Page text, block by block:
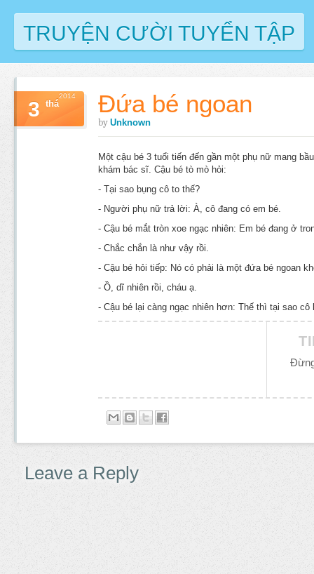
TRUYỆN CƯỜI TUYỂN TẬP
Đứa bé ngoan
by Unknown
3 thá
2014
Một cậu bé 3 tuổi tiến đến gần một phụ nữ mang
khám bác sĩ. Cậu bé tò mò hỏi:
- Tại sao bụng cô to thế?
- Người phụ nữ trả lời: À, cô đang có em bé.
- Cậu bé mắt tròn xoe ngạc nhiên: Em bé đang ở
- Chắc chắn là như vậy rồi.
- Cậu bé hỏi tiếp: Nó có phải là một đứa bé ngoan
- Ồ, dĩ nhiên rồi, cháu ạ.
- Cậu bé lại càng ngạc nhiên hơn: Thế thì tại sao cô
Leave a Reply